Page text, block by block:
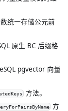
统一存储公元前
原生 BC 后缀格
pgvector 向量
方法。
方